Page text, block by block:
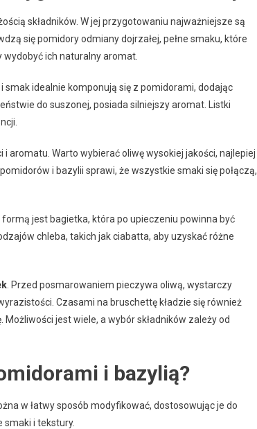
składników. W jej przygotowaniu najważniejsze są
się pomidory odmiany dojrzałej, pełne smaku, które
ich naturalny aromat.
i smak idealnie komponują się z pomidorami, dodając
do suszonej, posiada silniejszy aromat. Listki
aromatu. Warto wybierać oliwę wysokiej jakości, najlepiej
i bazylii sprawi, że wszystkie smaki się połączą,
formą jest bagietka, która po upieczeniu powinna być
chleba, takich jak ciabatta, aby uzyskać różne
. Przed posmarowaniem pieczywa oliwą, wystarczy
Czasami na bruschettę kładzie się również
jest wiele, a wybór składników zależy od
i bazylią?
w łatwy sposób modyfikować, dostosowując je do
smaki i tekstury.